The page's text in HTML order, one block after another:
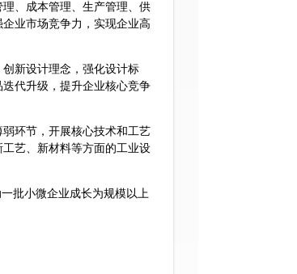
、成本管理、生产管理、供
业市场竞争力，实现企业高
新设计理念，强化设计标
代升级，提升企业核心竞争
环节，开展核心技术和工艺
艺、新材料等方面的工业设
批小微企业成长为规模以上